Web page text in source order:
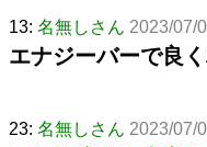
13: 名無しさん 2023/07/
エナジーバーで良
23: 名無しさん 2023/07/